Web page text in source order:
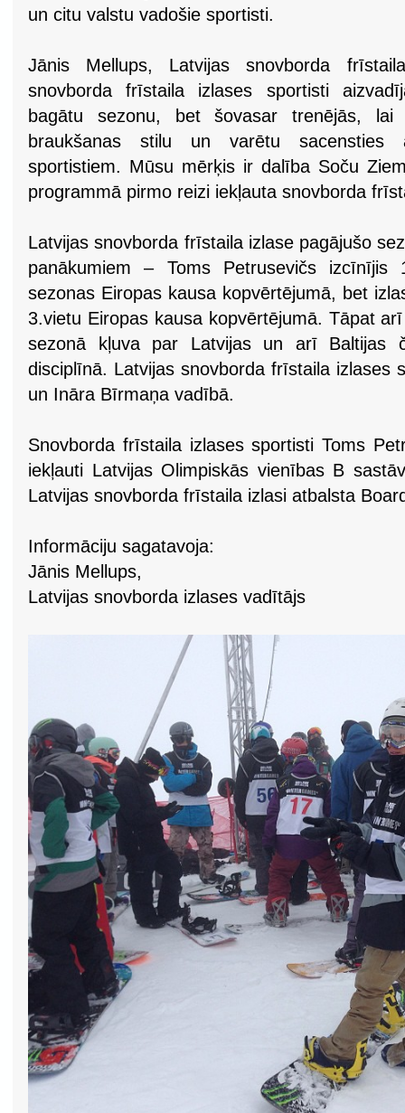
un citu valstu vadošie sportisti.
Jānis Mellups, Latvijas snovborda
snovborda frīstaila izlases sportisti
bagātu sezonu, bet šovasar trenējās, lai
braukšanas stilu un varētu sacensties
sportistiem. Mūsu mērķis ir dalība Soču
programmā pirmo reizi iekļauta snovborda
Latvijas snovborda frīstaila izlase pagājušo
panākumiem – Toms Petrusevičs izcīnījis
sezonas Eiropas kausa kopvērtējumā, bet
3.vietu Eiropas kausa kopvērtējumā. Tāpat
sezonā kļuva par Latvijas un arī Baltijas
disciplīnā. Latvijas snovborda frīstaila izlases
un Ināra Bīrmaņa vadībā.
Snovborda frīstaila izlases sportisti Toms
iekļauti Latvijas Olimpiskās vienības B
Latvijas snovborda frīstaila izlasi atbalsta
Informāciju sagatavoja:
Jānis Mellups,
Latvijas snovborda izlases vadītājs